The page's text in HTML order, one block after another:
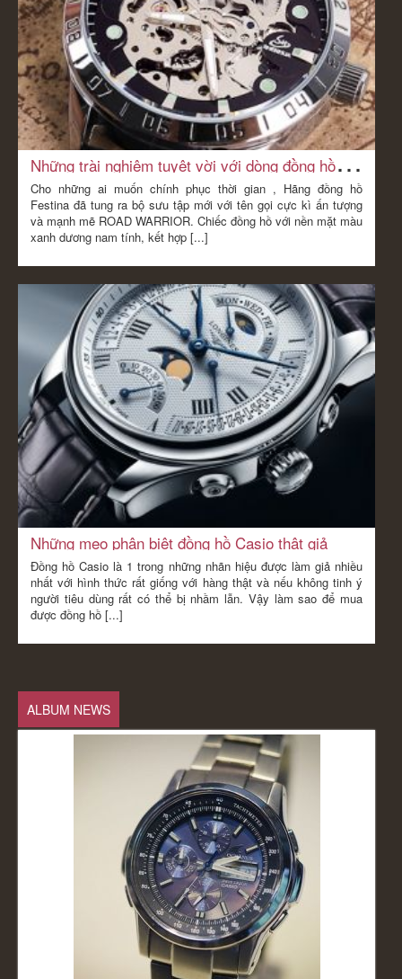
N
hững trài nghiệm tuyệt vời với dòng đồng hồ nam Festina Road Warrior
Cho những ai muốn chính phục thời gian , Hãng đồng hồ
Festina đã tung ra bộ sưu tập mới với tên gọi cực kì ấn tượng
và mạnh mẽ ROAD WARRIOR. Chiếc đồng hồ với nền mặt màu
xanh dương nam tính, kết hợp [...]
Những mẹo phân biệt đồng hồ Casio thật giả
Đồng hồ Casio là 1 trong những nhãn hiệu được làm giả nhiều
nhất với hình thức rất giống với hàng thật và nếu không tinh ý
người tiêu dùng rất có thể bị nhầm lẫn. Vậy làm sao để mua
được đồng hồ [...]
ALBUM NEWS